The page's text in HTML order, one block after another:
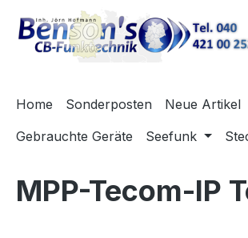
Hauptinhalt springen
Zur Suche springen
Zur Hauptnavigation springen
Home Sonderposten Neue Artikel
Gebrauchte Geräte
Seefunk
MPP-Tecom-IP